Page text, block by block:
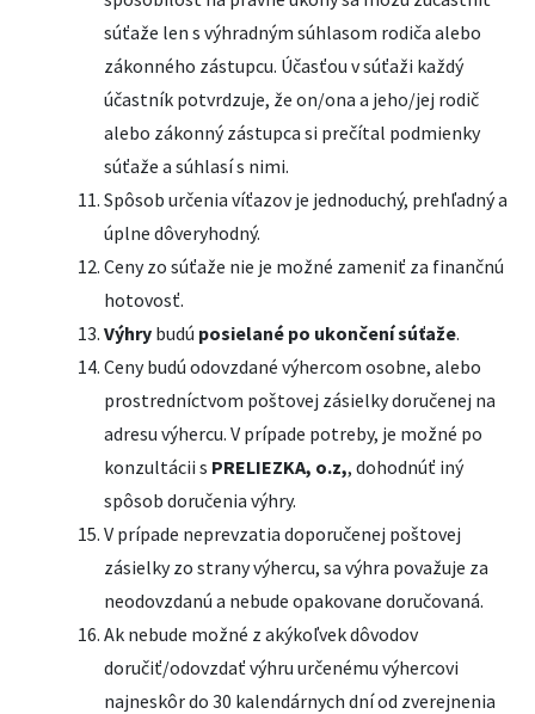
súťaže len s výhradným súhlasom rodiča alebo
zákonného zástupcu. Účasťou v súťaži každý
účastník potvrdzuje, že on/ona a jeho/jej rodič
alebo zákonný zástupca si prečítal podmienky
súťaže a súhlasí s nimi.
Spôsob určenia víťazov je jednoduchý, prehľadný a
úplne dôveryhodný.
Ceny zo súťaže nie je možné zameniť za finančnú
hotovosť.
Výhry budú posielané po ukončení súťaže.
Ceny budú odovzdané výhercom osobne, alebo
prostredníctvom poštovej zásielky doručenej na
adresu výhercu. V prípade potreby, je možné po
konzultácii s PRELIEZKA, o.z,, dohodnúť iný
spôsob doručenia výhry.
V prípade neprevzatia doporučenej poštovej
zásielky zo strany výhercu, sa výhra považuje za
neodovzdanú a nebude opakovane doručovaná.
Ak nebude možné z akýkoľvek dôvodov
doručiť/odovzdať výhru určenému výhercovi
najneskôr do 30 kalendárnych dní od zverejnenia